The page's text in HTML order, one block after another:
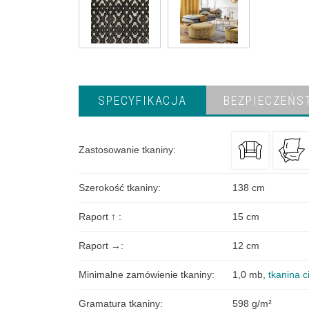
SPECYFIKACJA
Zastosowanie tkaniny:
Szerokość tkaniny: 138 cm
Raport ↑ : 15 cm
Raport → : 12 cm
Minimalne zamówienie tkaniny: 1,0 mb, tkanina
Gramatura tkaniny: 598 g/m²